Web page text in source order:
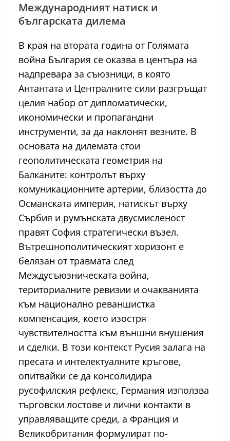
Международният натиск и
българската дилема
В края на втората година от Голямата
война България се оказва в центъра на
надпревара за съюзници, в която
Антантата и Централните сили разгръщат
целия набор от дипломатически,
икономически и пропагандни
инструменти, за да наклонят везните. В
основата на дилемата стои
геополитическата геометрия на
Балканите: контролът върху
комуникационните артерии, близостта до
Османската империя, натискът върху
Сърбия и румънската двусмисленост
правят София стратегически възел.
Вътрешнополитическият хоризонт е
белязан от травмата след
Междусъюзническата война,
териториалните ревизии и очакванията
към национално реваншистка
компенсация, което изостря
чувствителността към външни внушения
и сделки. В този контекст Русия залага на
пресата и интелектуалните кръгове,
опитвайки се да консолидира
русофилския рефлекс, Германия използва
търговски лостове и лични контакти в
управляващите среди, а Франция и
Великобритания формулират по-